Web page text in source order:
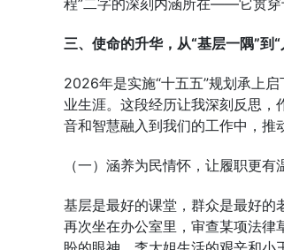
程”二字的深刻内涵所在——它贯穿
三、使命的升华，从“基层一隅”到“
2026年是实施“十五五”规划承上
业生涯。这段经历让我深刻反思
音和智慧融入到我们的工作中，推
（一）涵养为民情怀，让履职更有
基层是最好的课堂，群众是最好的
再次坐在办公室里，审查某项法律